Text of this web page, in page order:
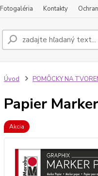
Fotogaléria Kontakty
Úvod POMÔCKY NA
Papier
Akcia